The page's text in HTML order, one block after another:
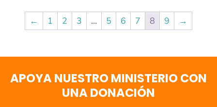
← 1 2 3 … 5 6 7 8 9 →
APOYA NUESTRO MINISTERIO CON
UNA DONACIÓN